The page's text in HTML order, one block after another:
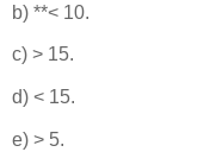
b) **< 10.
c) > 15.
d) < 15.
e) > 5.